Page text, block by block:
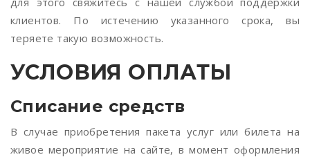
клиентов. По истечению указанного срока, вы
теряете такую возможность.
УСЛОВИЯ ОПЛАТЫ
Списание средств
В случае приобретения пакета услуг или билета на
живое мероприятие на сайте, в момент оформления